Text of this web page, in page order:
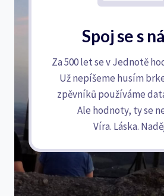
Spoj se s
Za 500 let se v Jednotě
Už nepíšeme husím
zpěvníků používáme
Ale hodnoty, ty se
Víra. Láska.